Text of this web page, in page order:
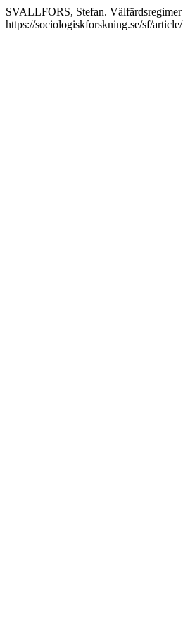
SVALLFORS, Stefan.
https://sociologiskforskning.se/sf/